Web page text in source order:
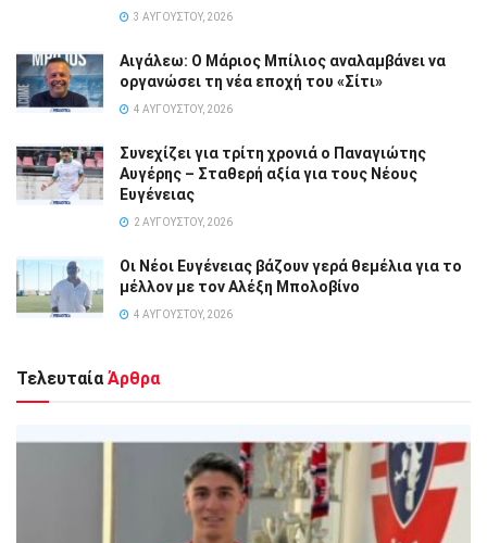
3 ΑΥΓΟΎΣΤΟΥ, 2026
Αιγάλεω: Ο Μάριος Μπίλιος αναλαμβάνει να
οργανώσει τη νέα εποχή του «Σίτι»
4 ΑΥΓΟΎΣΤΟΥ, 2026
Συνεχίζει για τρίτη χρονιά ο Παναγιώτης
Αυγέρης – Σταθερή αξία για τους Νέους
Ευγένειας
2 ΑΥΓΟΎΣΤΟΥ, 2026
Οι Νέοι Ευγένειας βάζουν γερά θεμέλια για το
μέλλον με τον Αλέξη Μπολοβίνο
4 ΑΥΓΟΎΣΤΟΥ, 2026
Τελευταία Άρθρα